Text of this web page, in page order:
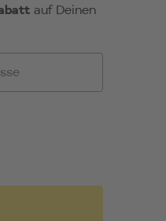
auf Deinen